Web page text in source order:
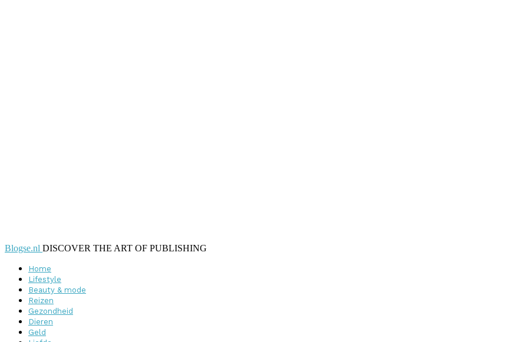
Blogse.nl DISCOVER THE ART OF PUBLISHING
Home
Lifestyle
Beauty & mode
Reizen
Gezondheid
Dieren
Geld